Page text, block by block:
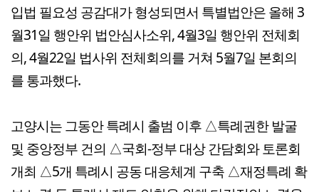
입법 필요성 공감대가 형성되면서 특별법안은 올해 3
월31일 행안위 법안심사소위, 4월3일 행안위 전체회
의, 4월22일 법사위 전체회의를 거쳐 5월7일 본회의
를 통과했다.
고양시는 그동안 특례시 출범 이후 △특례권한 발굴
및 중앙정부 건의 △국회-정부 대상 간담회와 토론회
개최 △5개 특례시 공동 대응체계 구축 △재정특례 확